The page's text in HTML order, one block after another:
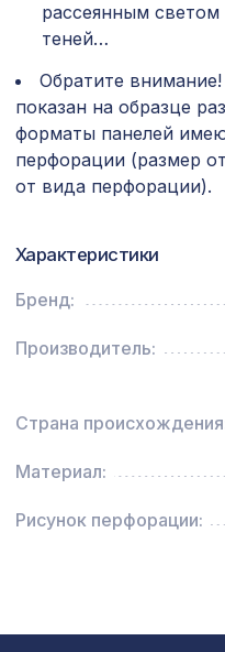
отделки
2800х1250мм,
Молдинг
28,
рассеянным
теней…
Обратите
показан на образце
форматы панелей
перфорации (размер
от вида перфорации).
Характеристики
Бренд:
Производитель:
Страна
Материал:
Рисунок перфорации: